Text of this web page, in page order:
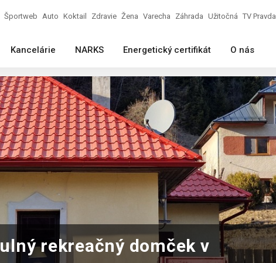
Športweb Auto Koktail Zdravie Žena Varecha Záhrada Užitočná TV Pravda
Kancelárie NARKS Energetický certifikát O nás
rekreačný domček v